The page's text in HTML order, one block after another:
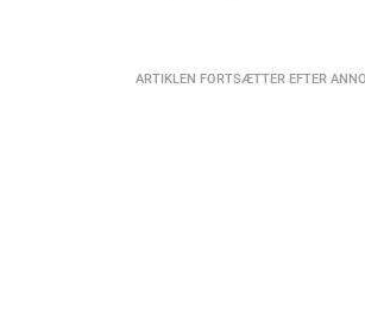
ARTIKLEN FORTSÆTTER EFTER